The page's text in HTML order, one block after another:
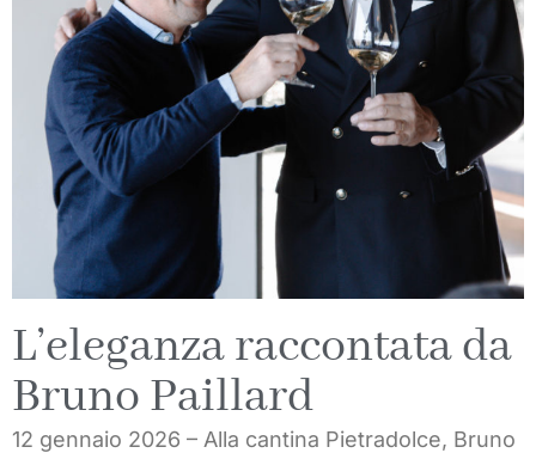
L’eleganza raccontata da
Bruno Paillard
12 gennaio 2026 – Alla cantina Pietradolce, Bruno